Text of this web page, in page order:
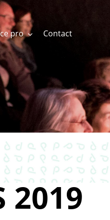
pro Contact
2019